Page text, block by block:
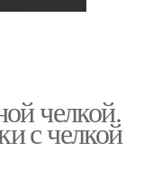
челкой.
с челкой